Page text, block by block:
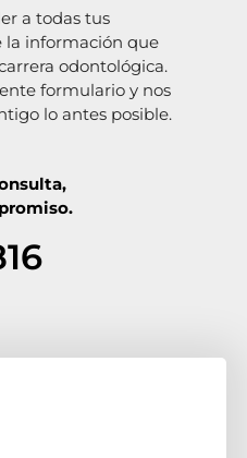
a todas tus
la información que
odontológica.
formulario y nos
lo antes posible.